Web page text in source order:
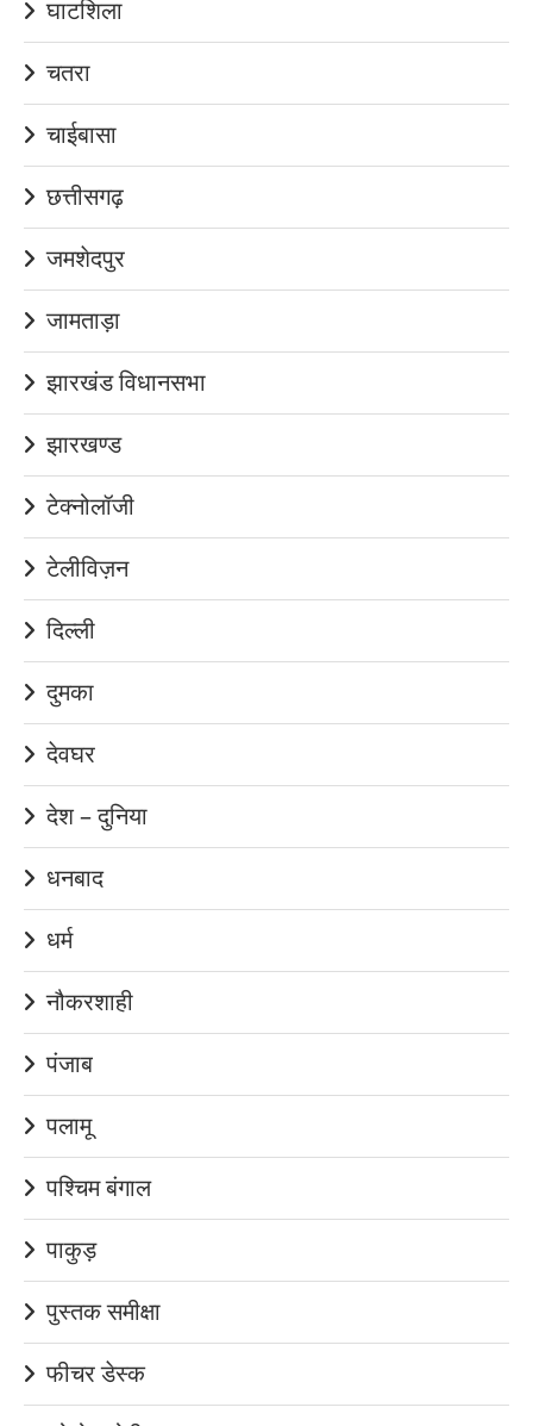
घाटशिला
चतरा
चाईबासा
छत्तीसगढ़
जमशेदपुर
जामताड़ा
झारखंड विधानसभा
झारखण्ड
टेक्नोलॉजी
टेलीविज़न
दिल्ली
दुमका
देवघर
देश – दुनिया
धनबाद
धर्म
नौकरशाही
पंजाब
पलामू
पश्चिम बंगाल
पाकुड़
पुस्तक समीक्षा
फीचर डेस्क